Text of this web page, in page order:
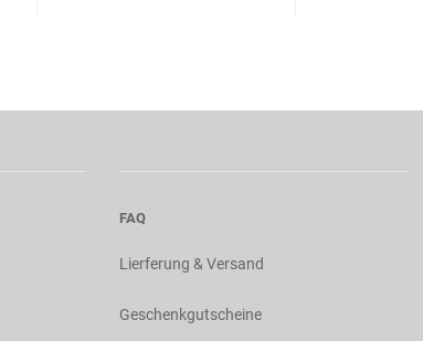
FAQ
Lierferung & Versand
Geschenkgutscheine